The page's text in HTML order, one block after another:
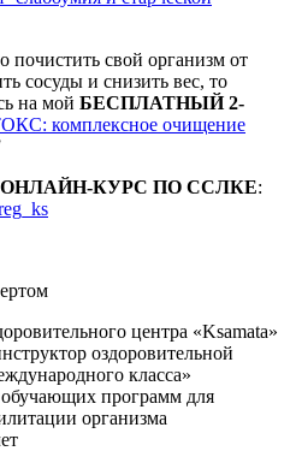
почистить свой организм от
сосуды и снизить вес, то
на мой БЕСПЛАТНЫЙ 2-
комплексное очищение
КУРС ПО ССЛКЕ:
центра «Ksamata»
оздоровительной
класса»
программ для
организма